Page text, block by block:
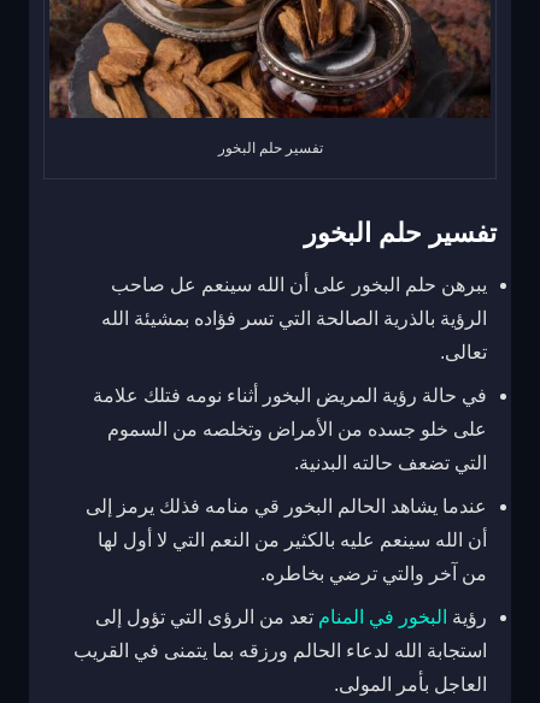
تفسير حلم البخور
تفسير حلم البخور
يبرهن حلم البخور على أن الله سينعم عل صاحب
الرؤية بالذرية الصالحة التي تسر فؤاده بمشيئة الله
تعالى.
في حالة رؤية المريض البخور أثناء نومه فتلك علامة
على خلو جسده من الأمراض وتخلصه من السموم
التي تضعف حالته البدنية.
عندما يشاهد الحالم البخور قي منامه فذلك يرمز إلى
أن الله سينعم عليه بالكثير من النعم التي لا أول لها
من آخر والتي ترضي بخاطره.
رؤية البخور في المنام تعد من الرؤى التي تؤول إلى
استجابة الله لدعاء الحالم ورزقه بما يتمنى في القريب
العاجل بأمر المولى.